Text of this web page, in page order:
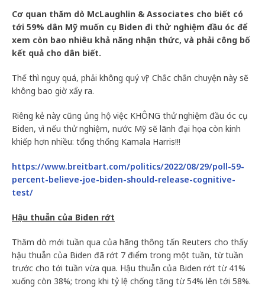
Cơ quan thăm dò McLaughlin & Associates cho biết có
tới 59% dân Mỹ muốn cụ Biden đi thử nghiệm đầu óc để
xem còn bao nhiêu khả năng nhận thức, và phải công bố
kết quả cho dân biết.
Thế thì nguy quá, phải không quý vị? Chắc chắn chuyện này sẽ
không bao giờ xẩy ra.
Riêng kẻ này cũng ủng hộ việc KHÔNG thử nghiệm đầu óc cụ
Biden, vì nếu thử nghiệm, nước Mỹ sẽ lãnh đại họa còn kinh
khiếp hơn nhiều: tổng thống Kamala Harris!!!
https://www.breitbart.com/politics/2022/08/29/poll-59-
percent-believe-joe-biden-should-release-cognitive-
test/
Hậu thuẫn của Biden rớt
Thăm dò mới tuần qua của hãng thông tấn Reuters cho thấy
hậu thuẫn của Biden đã rớt 7 điểm trong một tuần, từ tuần
trước cho tới tuần vừa qua. Hậu thuẫn của Biden rớt từ 41%
xuống còn 38%; trong khi tỷ lệ chống tăng từ 54% lên tới 58%.